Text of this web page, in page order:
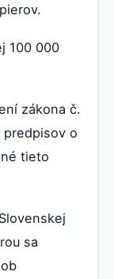
100 000
zákona č.
o
tieto
sa